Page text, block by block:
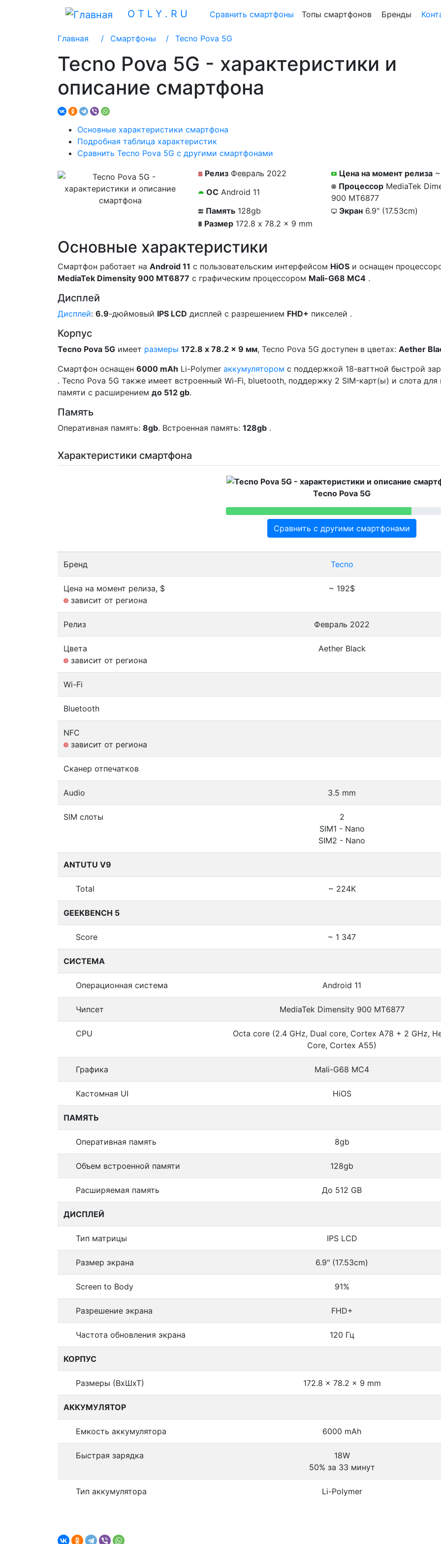
O T L Y . R U Сравнить смартфоны Топы смартфонов Бренды
Главная / Смартфоны / Tecno Pova 5G
Tecno Pova 5G - характеристики и
описание смартфона
Основные характеристики смартфона
Подробная таблица характеристик
Сравнить Tecno Pova 5G с другими смартфонами
Релиз Февраль 2022 Цена на момент релиза~
ОСAndroid 11
ПроцессорMediaTek
900 MT6877
Память128gb Экран6.9" (17.53cm)
Размер 172.8 x 78.2 x 9 mm
Основные характеристики
Смартфон работает на Android 11 c пользовательским интерфейсом HiOS и оснащен
MediaTek Dimensity 900 MT6877 с графическим процессором Mali-G68 MC4 .
Дисплей
Дисплей: 6.9-дюймовый IPS LCD дисплей с разрешением FHD+ пикселей .
Корпус
Tecno Pova 5G имеет размеры 172.8 x 78.2 x 9 мм, Tecno Pova 5G доступен в цветах: Aether
Смартфон оснащен 6000 mAh Li-Polymer аккумулятором с поддержкой 18-ваттной быстрой
. Tecno Pova 5G также имеет встроенный Wi-Fi, bluetooth, поддержку 2 SIM-карт(ы) и слота для
памяти с расширением до 512 gb.
Память
Оперативная память: 8gb. Встроенная память: 128gb .
Характеристики смартфона
Tecno Pova 5G
Сравнить с другими смартфонами
Бренд Tecno
Цена на момент релиза, $
зависит от региона
~ 192$
Релиз Февраль 2022
Цвета
зависит от региона
Aether Black
Wi-Fi
Bluetooth
NFC
зависит от региона
Сканер отпечатков
Audio 3.5 mm
SIM слоты
2
SIM1 - Nano
SIM2 - Nano
ANTUTU V9
Total ~ 224K
GEEKBENCH 5
Score ~ 1 347
СИСТЕМА
Операционная система Android 11
Чипсет MediaTek Dimensity 900 MT6877
CPU
Octa core (2.4 GHz, Dual core, Cortex A78 + 2 GHz,
Core, Cortex A55)
Графика Mali-G68 MC4
Кастомная UI HiOS
ПАМЯТЬ
Оперативная память 8gb
Объем встроенной памяти 128gb
Расширяемая память До 512 GB
ДИСПЛЕЙ
Тип матрицы IPS LCD
Размер экрана 6.9" (17.53cm)
Screen to Body 91%
Разрешение экрана FHD+
Частота обновления экрана 120 Гц
КОРПУС
Размеры (ВхШхТ) 172.8 x 78.2 x 9 mm
АККУМУЛЯТОР
Емкость аккумулятора 6000 mAh
Быстрая зарядка
18W
50% за 33 минут
Тип аккумулятора Li-Polymer